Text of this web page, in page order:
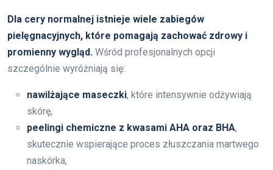
Dla cery normalnej istnieje wiele zabiegów
pielęgnacyjnych, które pomagają zachować zdrowy i
promienny wygląd. Wśród profesjonalnych opcji
szczególnie wyróżniają się:
nawilżające maseczki, które intensywnie odżywiają
skórę,
peelingi chemiczne z kwasami AHA oraz BHA,
skutecznie wspierające proces złuszczania martwego
naskórka,